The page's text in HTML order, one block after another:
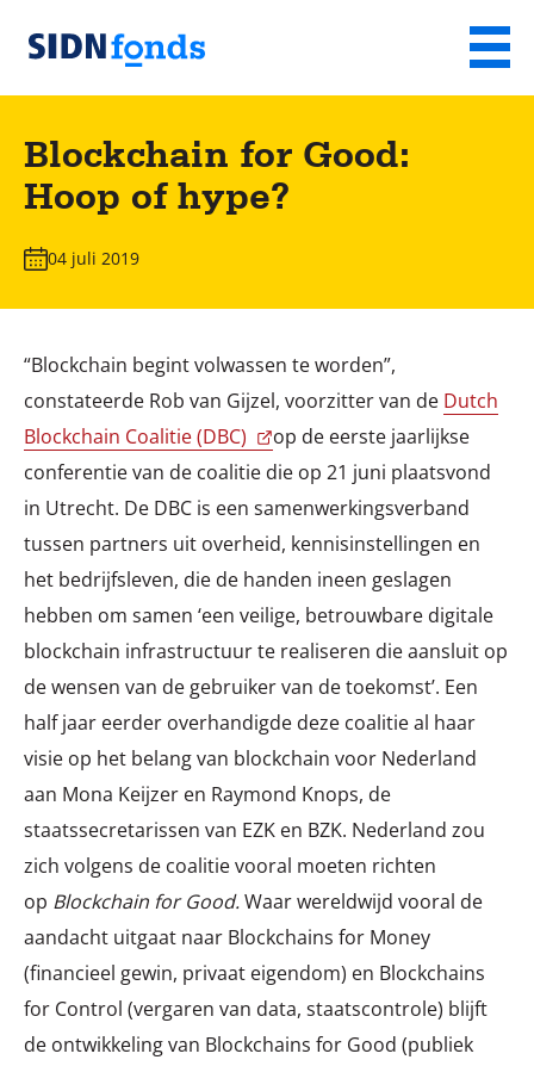
Sla de navigatie over en ga naar de inhoud
SIDN
fonds
Menu
Blockchain for Good:
Hoop of hype?
04 juli 2019
“Blockchain begint volwassen te worden”,
constateerde Rob van Gijzel, voorzitter van de Dutch
Blockchain Coalitie (DBC)
op de eerste jaarlijkse
conferentie van de coalitie die op 21 juni plaatsvond
in Utrecht. De DBC is een samenwerkingsverband
tussen partners uit overheid, kennisinstellingen en
het bedrijfsleven, die de handen ineen geslagen
hebben om samen ‘een veilige, betrouwbare digitale
blockchain infrastructuur te realiseren die aansluit op
de wensen van de gebruiker van de toekomst’. Een
half jaar eerder overhandigde deze coalitie al haar
visie op het belang van blockchain voor Nederland
aan Mona Keijzer en Raymond Knops, de
staatssecretarissen van EZK en BZK. Nederland zou
zich volgens de coalitie vooral moeten richten
op Blockchain for Good.Waar wereldwijd vooral de
aandacht uitgaat naar Blockchains for Money
(financieel gewin, privaat eigendom) en Blockchains
for Control (vergaren van data, staatscontrole) blijft
de ontwikkeling van Blockchains for Good (publiek